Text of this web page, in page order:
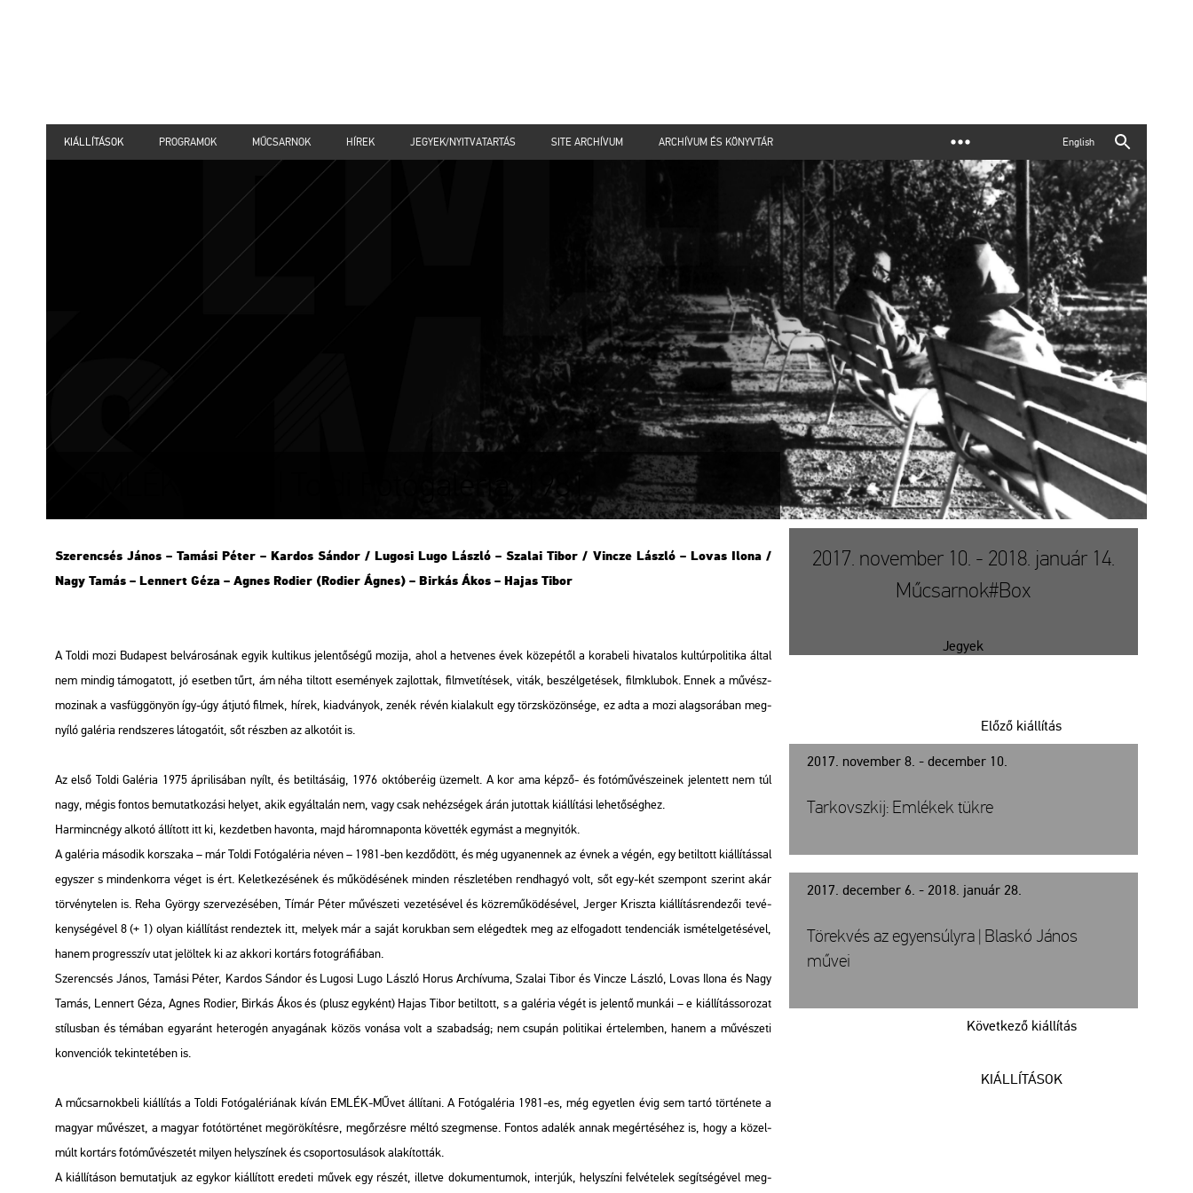
KIÁLLÍTÁSOK PROGRAMOK MŰCSARNOK HÍREK JEGYEK/NYITVATARTÁS SITE ARCHÍVUM ARCHÍVUM ÉS KÖNYVTÁR English
EMLÉK és MŰ | Toldi Fotógaléria, 1981
Sze­ren­csés János – Ta­má­si Péter – Kar­dos Sán­dor / Lu­go­si Lugo Lász­ló – Sza­lai Tibor / Vin­c­ze Lász­ló – Lovas Ilona /
Nagy Tamás – Len­nert Géza – Agnes Ro­di­er (Ro­di­er Ágnes) – Bir­kás Ákos – Hajas Tibor
A Toldi mozi Bu­da­pest bel­vá­ro­sá­nak egyik kul­ti­kus je­len­tő­sé­gű mo­zi­ja, ahol a het­ve­nes évek kö­ze­pé­től a ko­ra­be­li hi­va­ta­los kul­túr­po­li­ti­ka által
nem min­dig tá­mo­ga­tott, jó eset­ben tűrt, ám néha til­tott ese­mé­nyek zaj­lot­tak, film­ve­tí­té­sek, viták, be­szél­ge­té­sek, film­klu­bok. Ennek a mű­vész­
mo­zi­nak a vas­füg­gö­nyön így-úgy át­ju­tó fil­mek, hírek, ki­ad­vá­nyok, zenék révén ki­ala­kult egy törzs­kö­zön­sé­ge, ez adta a mozi alag­so­rá­ban meg­
nyí­ló ga­lé­ria rend­sze­res lá­to­ga­tó­it, sőt rész­ben az al­ko­tó­it is.
Az első Toldi Ga­lé­ria 1975 áp­ri­li­sá­ban nyílt, és be­til­tá­sá­ig, 1976 ok­tó­be­ré­ig üze­melt. A kor ama képző- és fo­tó­mű­vé­sze­i­nek je­len­tett nem túl
nagy, mégis fon­tos be­mu­tat­ko­zá­si he­lyet, akik egy­ál­ta­lán nem, vagy csak ne­héz­sé­gek árán ju­tot­tak ki­ál­lí­tá­si le­he­tő­ség­hez.
Har­minc­négy al­ko­tó ál­lí­tott itt ki, kez­det­ben ha­von­ta, majd há­rom­na­pon­ta kö­vet­ték egy­mást a meg­nyi­tók.
A ga­lé­ria má­so­dik kor­sza­ka – már Toldi Fo­tó­ga­lé­ria néven – 1981-ben kez­dő­dött, és még ugyan­en­nek az évnek a végén, egy be­til­tott ki­ál­lí­tás­sal
egy­szer s min­den­kor­ra véget is ért. Ke­let­ke­zé­sé­nek és mű­kö­dé­sé­nek min­den rész­le­té­ben rend­ha­gyó volt, sőt egy-két szem­pont sze­rint akár
tör­vény­te­len is. Reha György szer­ve­zé­sé­ben, Tímár Péter mű­vé­sze­ti ve­ze­té­sé­vel és köz­re­mű­kö­dé­sé­vel, Jer­ger Krisz­ta ki­ál­lí­tás­ren­de­zői te­vé­
keny­sé­gé­vel 8 (+ 1) olyan ki­ál­lí­tást ren­dez­tek itt, me­lyek már a saját ko­ruk­ban sem elé­ged­tek meg az el­fo­ga­dott ten­den­ci­ák is­mé­tel­ge­té­sé­vel,
hanem prog­resszív utat je­löl­tek ki az ak­ko­ri kor­társ fo­tog­rá­fi­á­ban.
Sze­ren­csés János, Ta­má­si Péter, Kar­dos Sán­dor és Lu­go­si Lugo Lász­ló Horus Ar­chí­vu­ma, Sza­lai Tibor és Vin­c­ze Lász­ló, Lovas Ilona és Nagy
Tamás, Len­nert Géza, Agnes Ro­di­er, Bir­kás Ákos és (plusz egy­ként) Hajas Tibor be­til­tott, s a ga­lé­ria végét is je­len­tő mun­kái – e ki­ál­lí­tás­so­ro­zat
stí­lus­ban és té­má­ban egy­aránt he­te­ro­gén anya­gá­nak közös vo­ná­sa volt a sza­bad­ság; nem csu­pán po­li­ti­kai ér­te­lem­ben, hanem a mű­vé­sze­ti
kon­ven­ci­ók te­kin­te­té­ben is.
A mű­csar­nok­be­li ki­ál­lí­tás a Toldi Fo­tó­ga­lé­ri­á­nak kíván EMLÉK-MŰvet ál­lí­ta­ni. A Fo­tó­ga­lé­ria 1981-es, még egyet­len évig sem tartó tör­té­ne­te a
ma­gyar mű­vé­szet, a ma­gyar fo­tó­tör­té­net meg­örö­kí­tés­re, meg­őr­zés­re méltó szeg­men­se. Fon­tos ada­lék annak meg­ér­té­sé­hez is, hogy a kö­zel­
múlt kor­társ fo­tó­mű­vé­sze­tét mi­lyen hely­szí­nek és cso­por­to­su­lá­sok ala­kí­tot­ták.
A ki­ál­lí­tá­son be­mu­tat­juk az egy­kor ki­ál­lí­tott ere­de­ti művek egy ré­szét, il­let­ve do­ku­men­tu­mok, in­ter­júk, hely­szí­ni fel­vé­te­lek se­gít­sé­gé­vel meg­
2017. november 10. - 2018. január 14.
Műcsarnok#Box
Jegyek
2017. november 8. - december 10.
Előző kiállítás
Tarkovszkij: Emlékek tükre
2017. december 6. - 2018. január 28.
Következő kiállítás
Törekvés az egyensúlyra | Blaskó János
művei
KIÁLLÍTÁSOK